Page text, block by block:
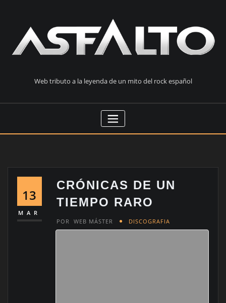
contenido
Web tributo a la leyenda de un mito del rock español
13
MAR
CRÓNICAS DE UN
TIEMPO RARO
POR WEB MÁSTER DISCOGRAFIA